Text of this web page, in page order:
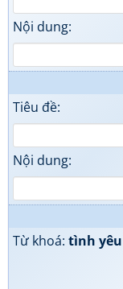
Nội dung:
Tiêu đề:
Nội dung:
Từ khoá: tình yêu